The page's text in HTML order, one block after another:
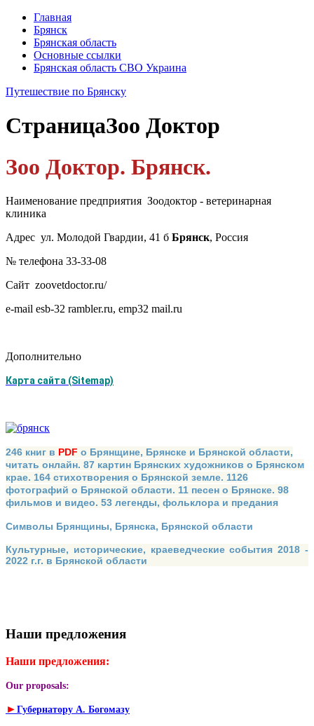
Главная
Брянск
Брянская область
Основные ссылки
Брянская область СВО Украина
Путешествие по Брянску
СтраницаЗоо Доктор
Зоо Доктор. Брянск.
Наименование предприятия Зоодоктор - ветеринарная
клиника
Адрес ул. Молодой Гвардии, 41 б Брянск, Россия
№ телефона 33-33-08
Сайт zoovetdoctor.ru/
e-mail esb-32 rambler.ru, emp32 mail.ru
Дополнительно
Карта сайта (Sitemap)
246 книг в PDF о Брянщине, Брянске и Брянской области,
читать онлайн. 87 картин Брянских художников о Брянском
крае. 164 стихотворения о Брянской земле. 1126
фотографий о Брянской области. 11 песен о Брянске. 98
фильмов и видео. 53 легенды, фольклора и предания
Символы Брянщины, Брянска, Брянской области
Культурные, исторические, краеведческие события 2018 -
2022 г.г. в Брянской области
Наши предложения
Наши предложения:
Our proposals:
► Губернатору А. Богомазу